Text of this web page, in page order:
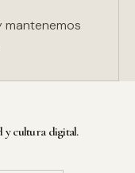
mantenemos
y cultura digital.